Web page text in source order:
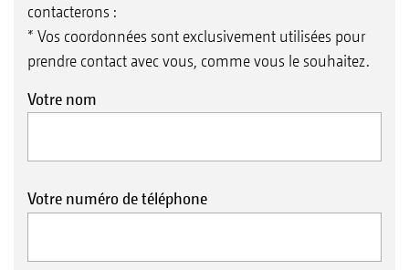
contacterons :
* Vos coordonnées sont exclusivement utilisées pour
prendre contact avec vous, comme vous le souhaitez.
Votre nom
Votre numéro de téléphone